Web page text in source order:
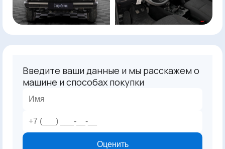
Введите ваши данные и мы расскажем о
машине и способах покупки
Оценить